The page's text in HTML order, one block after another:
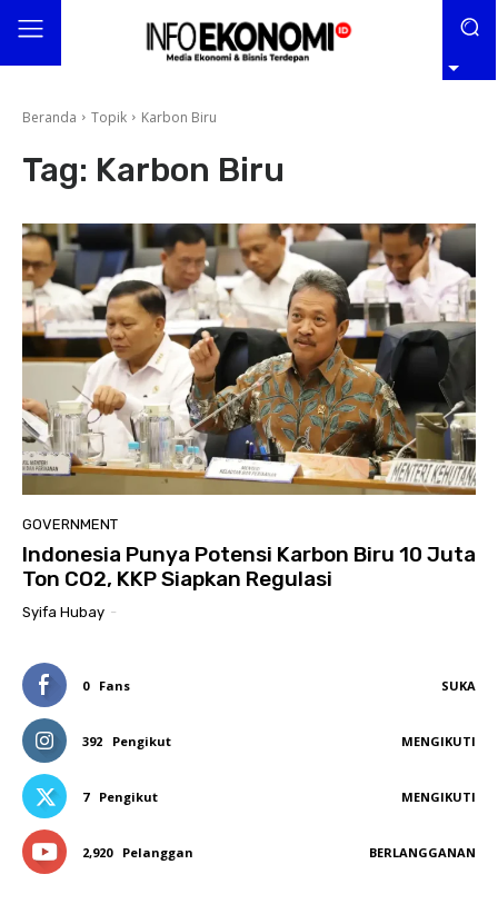
Beranda Topik Karbon Biru
Tag: Karbon Biru
GOVERNMENT
Indonesia Punya Potensi Karbon Biru 10 Juta
Ton CO2, KKP Siapkan Regulasi
Syifa Hubay -
0 Fans SUKA
392 Pengikut MENGIKUTI
7 Pengikut MENGIKUTI
2,920 Pelanggan BERLANGGANAN